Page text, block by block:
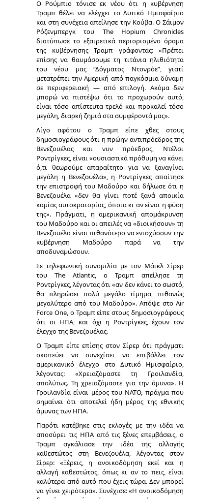
Ο Ρούμπιο τόνισε εκ νέου ότι η κυβέρνηση
Τραμπ θέλει να ελέγχει το Δυτικό Ημισφαίριο
και στη συνέχεια απείλησε την Κούβα. Ο Σάιμον
Ρόζενμπεργκ του The Hopium Chronicles
διατύπωσε το εξαιρετικά περιορισμένο όραμα
της κυβέρνησης Τραμπ γράφοντας: «Πρέπει
επίσης να θαυμάσουμε τη τιτάνια ηλιθιότητα
του νέου μας “Δόγματος Ντονρόε”, γιατί
μετατρέπει την Αμερική από παγκόσμια δύναμη
σε περιφερειακή — από επιλογή. Ακόμα δεν
μπορώ να πιστέψω ότι το προχωρούν αυτό,
είναι τόσο απίστευτα τρελό και προκαλεί τόσο
μεγάλη, διαρκή ζημιά στα συμφέροντά μας».
Λίγο αφότου ο Τραμπ είπε χθες στους
δημοσιογράφους ότι η πρώην αντιπρόεδρος της
Βενεζουέλας και νυν πρόεδρος, Ντέλσι
Ροντρίγκες, είναι «ουσιαστικά πρόθυμη να κάνει
ό,τι θεωρούμε απαραίτητο για να ξαναγίνει
μεγάλη η Βενεζουέλα», η Ροντρίγκες απαίτησε
την επιστροφή του Μαδούρο και δήλωσε ότι η
Βενεζουέλα «δεν θα γίνει ποτέ ξανά αποικία
καμίας αυτοκρατορίας, όποια κι αν είναι η φύση
της». Πράγματι, η αμερικανική απομάκρυνση
του Μαδούρο και οι απειλές να «διοικήσουν» τη
Βενεζουέλα είναι πιθανότερο να ενισχύσουν την
κυβέρνηση Μαδούρο παρά να την
αποδυναμώσουν.
Σε τηλεφωνική συνομιλία με τον Μάικλ Σίρερ
του The Atlantic, ο Τραμπ απείλησε τη
Ροντρίγκες, λέγοντας ότι «αν δεν κάνει το σωστό,
θα πληρώσει πολύ μεγάλο τίμημα, πιθανώς
μεγαλύτερο από του Μαδούρο». Απόψε στο Air
Force One, ο Τραμπ είπε στους δημοσιογράφους
ότι οι ΗΠΑ, και όχι η Ροντρίγκες, έχουν τον
έλεγχο της Βενεζουέλας.
Ο Τραμπ είπε επίσης στον Σίρερ ότι πράγματι
σκοπεύει να συνεχίσει να επιβάλλει τον
αμερικανικό έλεγχο στο Δυτικό Ημισφαίριο,
λέγοντας: «Χρειαζόμαστε τη Γροιλανδία,
απολύτως. Τη χρειαζόμαστε για την άμυνα». Η
Γροιλανδία είναι μέρος του ΝΑΤΟ, πράγμα που
σημαίνει ότι αποτελεί ήδη μέρος της εθνικής
άμυνας των ΗΠΑ.
Παρότι κατέβηκε στις εκλογές με την ιδέα να
αποσύρει τις ΗΠΑ από τις ξένες επεμβάσεις, ο
Τραμπ αγκάλιασε την ιδέα της αλλαγής
καθεστώτος στη Βενεζουέλα, λέγοντας στον
Σίρερ: «Ξέρεις, η ανοικοδόμηση εκεί και η
αλλαγή καθεστώτος, όπως κι αν το πεις, είναι
καλύτερα από αυτό που έχεις τώρα. Δεν μπορεί
να γίνει χειρότερα». Συνέχισε: «Η ανοικοδόμηση